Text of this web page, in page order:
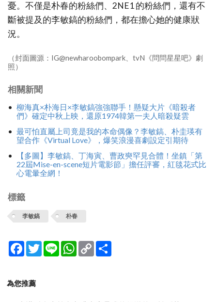
憂。不僅是朴春的粉絲們、2NE1 的粉絲們，還有不
斷被提及的李敏鎬的粉絲們，都在擔心她的健康狀
況。
（封面圖源：IG@newharoobompark、tvN《問問星星吧》劇
照）
相關新聞
柳海真×朴海日×李敏鎬強強聯手！懸疑大片《暗殺者
們》確定中秋上映，還原1974韓第一夫人暗殺疑雲
最可怕直屬上司竟是我的本命偶像？李敏鎬、朴圭瑛有
望合作《Virtual Love》，爆笑浪漫喜劇設定引期待
【多圖】李敏鎬、丁海寅、曹政奭罕見合體！坐鎮「第
22屆Mise-en-scene短片電影節」擔任評審，紅毯花式比
心電暈全網！
標籤
李敏鎬 朴春
Facebook
TwitterLine WhatsApp
Copy
Link
為您推薦